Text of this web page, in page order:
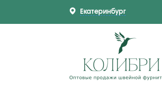
Екатеринбург